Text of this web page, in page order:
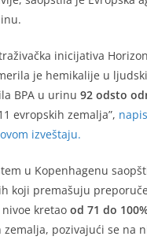
inicijativa
je hemikalije u
BPA u urinu 92 odsto
evropskih zemalja”,
izveštaju.
u Kopenhagenu
koji premašuju
kretao od 71 do
pozivajući se na